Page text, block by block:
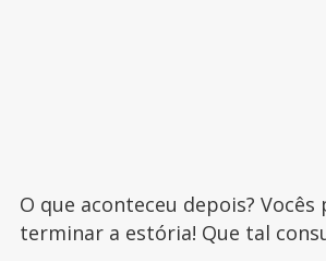
O que aconteceu depois? Vocês
terminar a estória! Que tal